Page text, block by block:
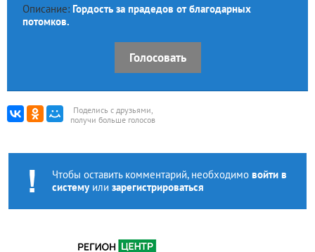
Описание: Гордость за прадедов от благодарных
потомков.
Голосовать
Поделись с друзьями,
получи больше голосов
Чтобы оставить комментарий, необходимо войти в
системуили зарегистрироваться